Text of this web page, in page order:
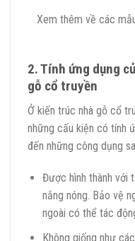
Xem thêm về các
2. Tính ứng dụng
gỗ cổ truyền
Ở kiến trúc nhà gỗ cổ
những cấu kiện có tính
đến những công dụng
Được hình thành với
nắng nóng. Bảo vệ
ngoài có thể tác
Không giống như